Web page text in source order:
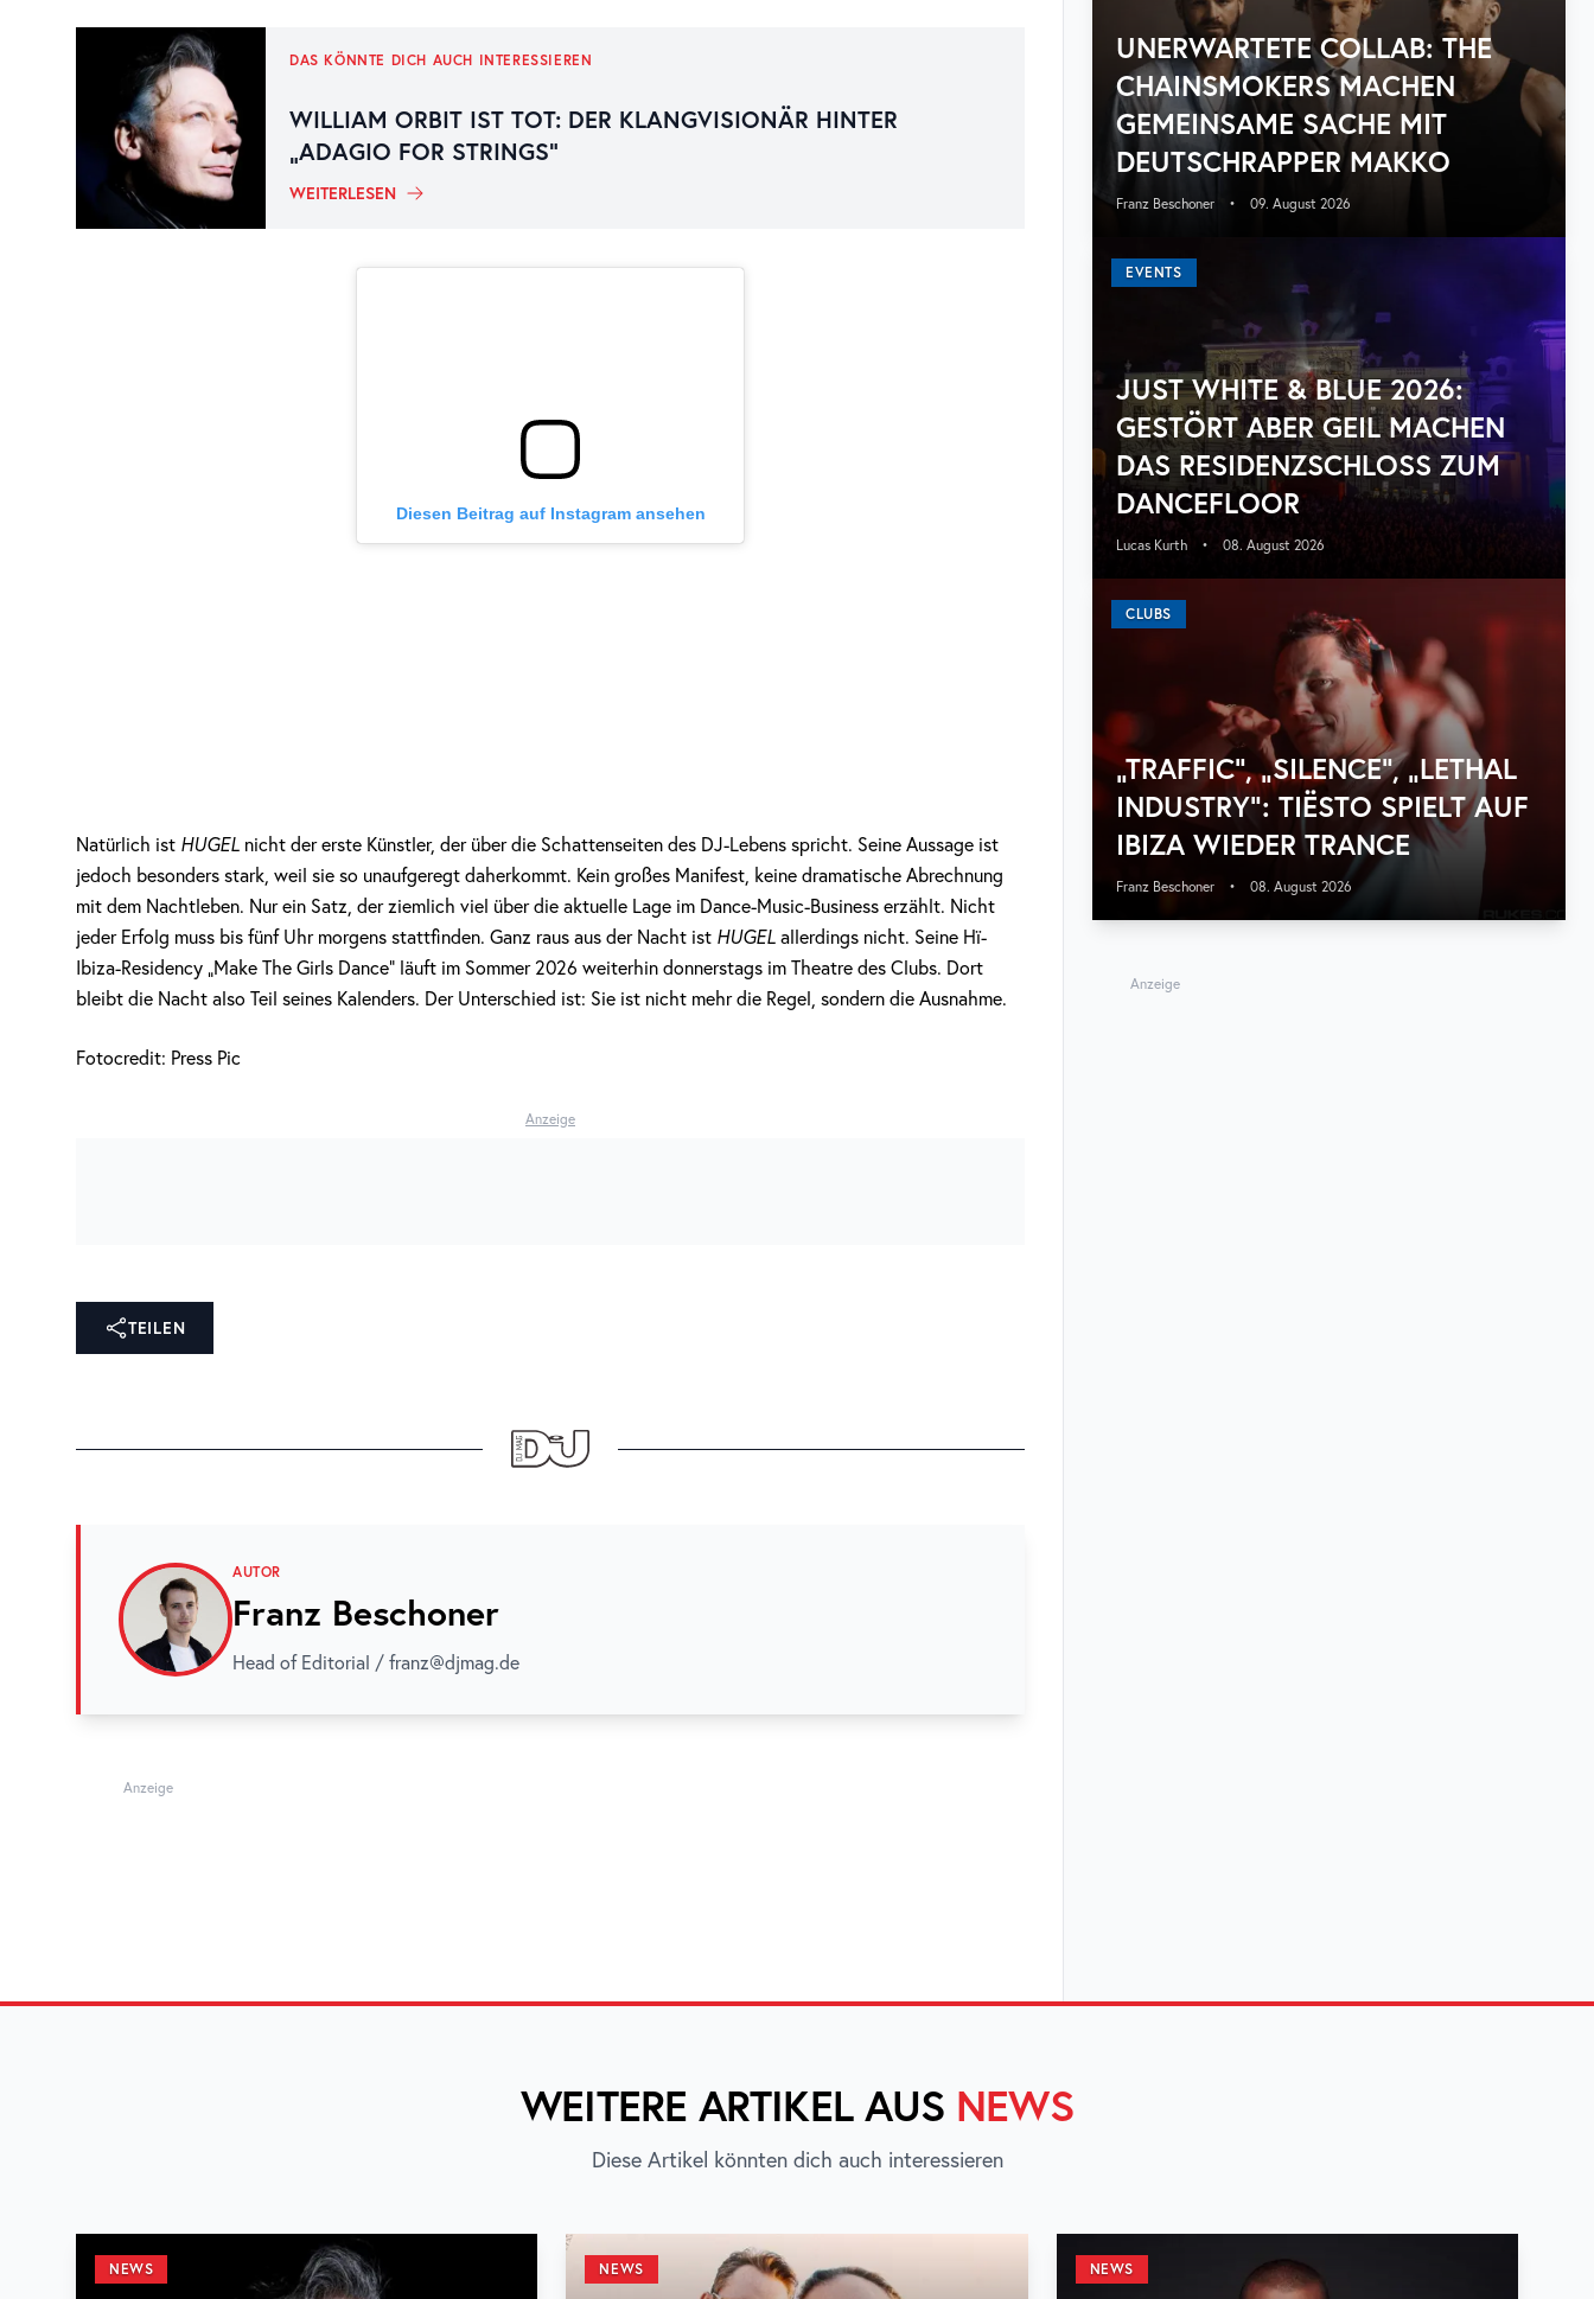
DAS KÖNNTE DICH AUCH INTERESSIEREN
WILLIAM ORBIT IST TOT: DER KLANGVISIONÄR HINTER
„ADAGIO FOR STRINGS“
WEITERLESEN
Diesen Beitrag auf Instagram ansehen
Natürlich ist HUGEL nicht der erste Künstler, der über die Schattenseiten des DJ-Lebens spricht. Seine Aussage ist
jedoch besonders stark, weil sie so unaufgeregt daherkommt. Kein großes Manifest, keine dramatische Abrechnung
mit dem Nachtleben. Nur ein Satz, der ziemlich viel über die aktuelle Lage im Dance-Music-Business erzählt. Nicht
jeder Erfolg muss bis fünf Uhr morgens stattfinden. Ganz raus aus der Nacht ist HUGEL allerdings nicht. Seine Hï-
Ibiza-Residency „Make The Girls Dance“ läuft im Sommer 2026 weiterhin donnerstags im Theatre des Clubs. Dort
bleibt die Nacht also Teil seines Kalenders. Der Unterschied ist: Sie ist nicht mehr die Regel, sondern die Ausnahme.
Fotocredit: Press Pic
Anzeige
TEILEN
AUTOR
Franz Beschoner
Head of Editorial / franz@djmag.de
Anzeige
UNERWARTETE COLLAB: THE
CHAINSMOKERS MACHEN
GEMEINSAME SACHE MIT
DEUTSCHRAPPER MAKKO
Franz Beschoner • 09. August 2026
EVENTS
JUST WHITE & BLUE 2026:
GESTÖRT ABER GEIL MACHEN
DAS RESIDENZSCHLOSS ZUM
DANCEFLOOR
Lucas Kurth • 08. August 2026
CLUBS
„TRAFFIC“, „SILENCE“, „LETHAL
INDUSTRY“: TIËSTO SPIELT AUF
IBIZA WIEDER TRANCE
Franz Beschoner • 08. August 2026
Anzeige
WEITERE ARTIKEL AUS NEWS
Diese Artikel könnten dich auch interessieren
NEWS NEWS NEWS